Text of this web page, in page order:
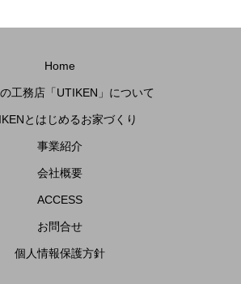
Home
工務店「UTIKEN」について
とはじめるお家づくり
事業紹介
会社概要
ACCESS
お問合せ
個人情報保護方針